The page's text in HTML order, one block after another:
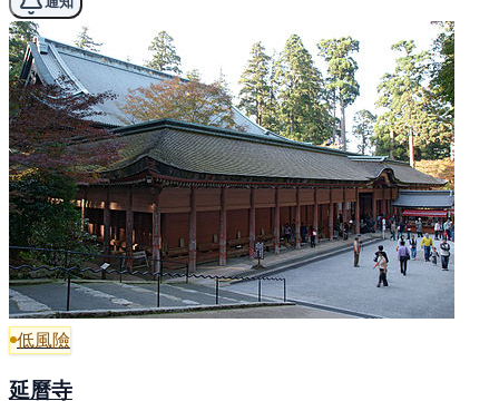
低風險
延曆寺